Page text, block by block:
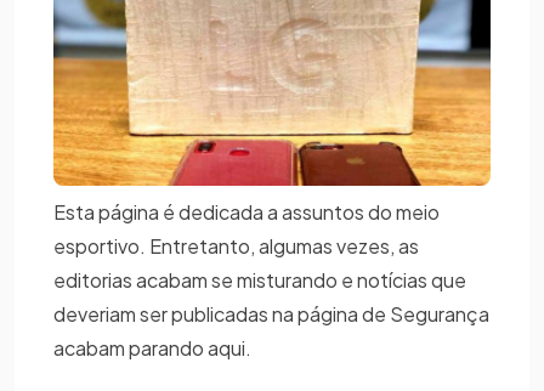
Esta página é dedicada a assuntos do meio
esportivo. Entretanto, algumas vezes, as
editorias acabam se misturando e notícias que
deveriam ser publicadas na página de Segurança
acabam parando aqui.